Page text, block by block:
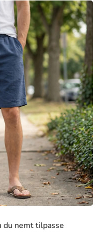
du nemt tilpasse